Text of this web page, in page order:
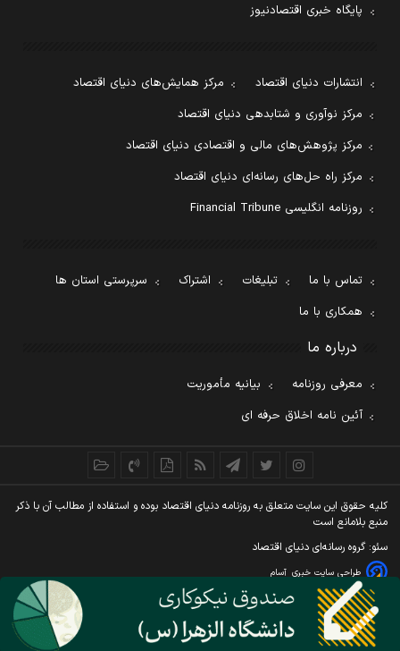
پایگاه خبری اقتصادنیوز
انتشارات دنیای اقتصاد
مرکز همایش‌های دنیای اقتصاد
مرکز نوآوری و شتابدهی دنیای اقتصاد
مرکز پژوهش‌های مالی و اقتصادی دنیای اقتصاد
مرکز راه حل‌های رسانه‌ای دنیای اقتصاد
روزنامه انگلیسی Financial Tribune
تماس با ما تبلیغات اشتراک
سرپرستی استان ها
همکاری با ما
درباره ما
معرفی روزنامه
بیانیه مأموریت
آئین نامه اخلاق حرفه ای
کليه حقوق اين سايت متعلق به روزنامه دنيای اقتصاد بوده و استفاده از مطالب آن با ذکر
منبع بلامانع است
سئو: گروه رسانه‌ای دنیای اقتصاد
طراحی سایت خبری آسام